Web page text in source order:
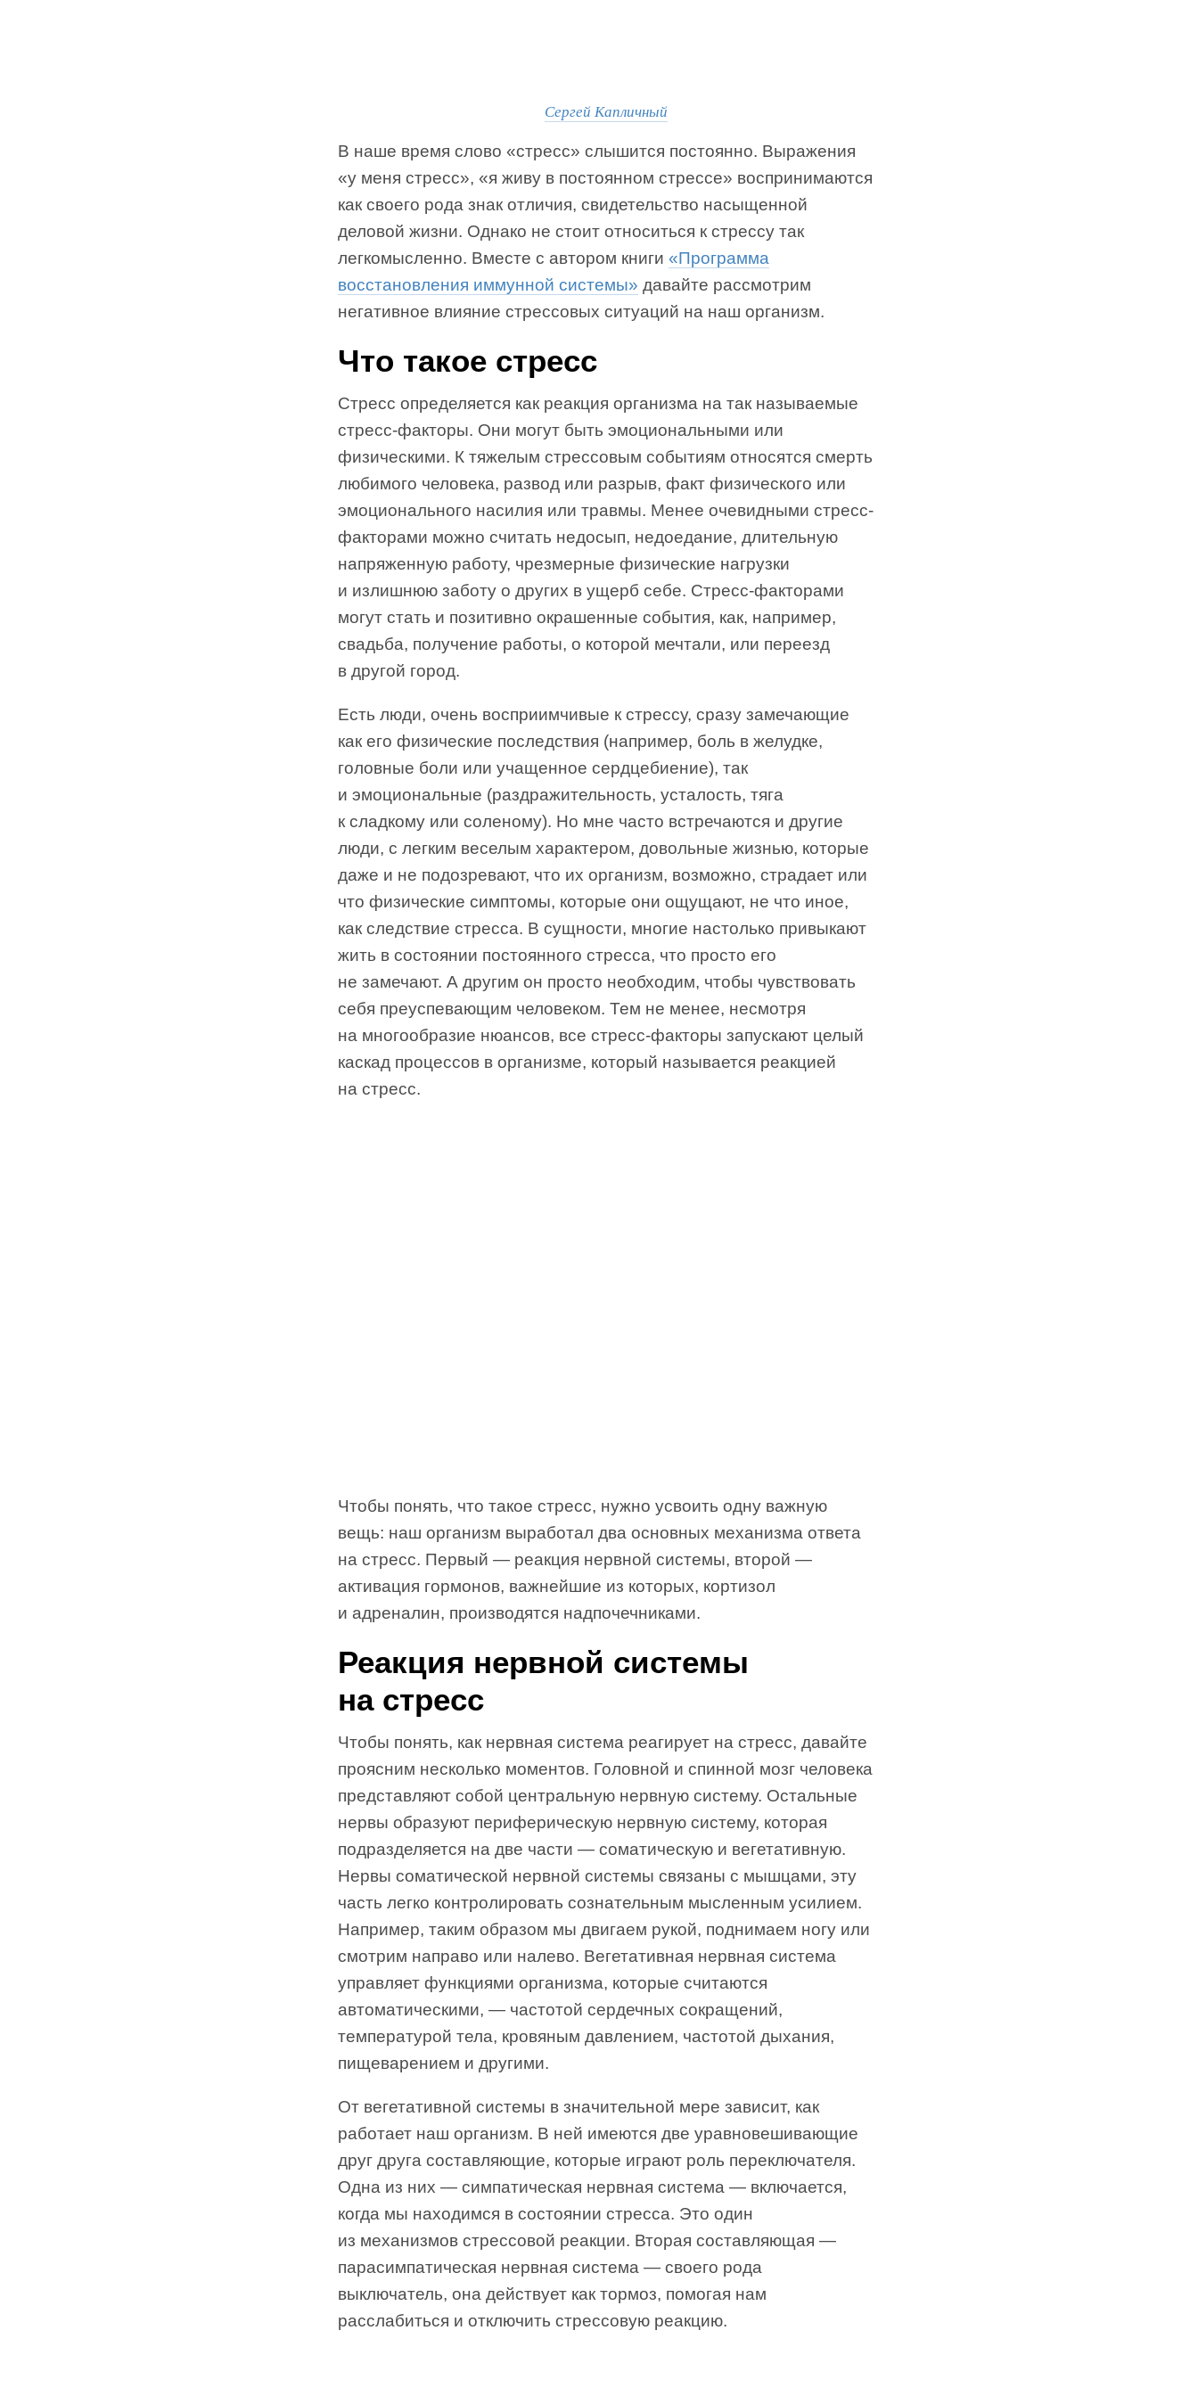
Сергей Капличный
В наше время слово «стресс» слышится постоянно. Выражения
«у меня стресс», «я живу в постоянном стрессе» воспринимаются
как cвоего рода знак отличия, свидетельство насыщенной
деловой жизни. Однако не стоит относиться к стрессу так
легкомысленно. Вместе с автором книги «Программа
восстановления иммунной системы» давайте рассмотрим
негативное влияние стрессовых ситуаций на наш организм.
Что такое стресс
Стресс определяется как реакция организма на так называемые
стресс-факторы. Они могут быть эмоциональными или
физическими. К тяжелым стрессовым событиям относятся смерть
любимого человека, развод или разрыв, факт физического или
эмоционального насилия или травмы. Менее очевидными стресс-
факторами можно считать недосып, недоедание, длительную
напряженную работу, чрезмерные физические нагрузки
и излишнюю заботу о других в ущерб себе. Стресс-факторами
могут стать и позитивно окрашенные события, как, например,
свадьба, получение работы, о которой мечтали, или переезд
в другой город.
Есть люди, очень восприимчивые к стрессу, сразу замечающие
как его физические последствия (например, боль в желудке,
головные боли или учащенное сердцебиение), так
и эмоциональные (раздражительность, усталость, тяга
к сладкому или соленому). Но мне часто встречаются и другие
люди, с легким веселым характером, довольные жизнью, которые
даже и не подозревают, что их организм, возможно, страдает или
что физические симптомы, которые они ощущают, не что иное,
как следствие стресса. В сущности, многие настолько привыкают
жить в состоянии постоянного стресса, что просто его
не замечают. А другим он просто необходим, чтобы чувствовать
себя преуспевающим человеком. Тем не менее, несмотря
на многообразие нюансов, все стресс-факторы запускают целый
каскад процессов в организме, который называется реакцией
на стресс.
Чтобы понять, что такое стресс, нужно усвоить одну важную
вещь: наш организм выработал два основных механизма ответа
на стресс. Первый — реакция нервной системы, второй —
активация гормонов, важнейшие из которых, кортизол
и адреналин, производятся надпочечниками.
Реакция нервной системы
на стресс
Чтобы понять, как нервная система реагирует на стресс, давайте
проясним несколько моментов. Головной и спинной мозг человека
представляют собой центральную нервную систему. Остальные
нервы образуют периферическую нервную систему, которая
подразделяется на две части — соматическую и вегетативную.
Нервы соматической нервной системы связаны с мышцами, эту
часть легко контролировать сознательным мысленным усилием.
Например, таким образом мы двигаем рукой, поднимаем ногу или
смотрим направо или налево. Вегетативная нервная система
управляет функциями организма, которые считаются
автоматическими, — частотой сердечных сокращений,
температурой тела, кровяным давлением, частотой дыхания,
пищеварением и другими.
От вегетативной системы в значительной мере зависит, как
работает наш организм. В ней имеются две уравновешивающие
друг друга составляющие, которые играют роль переключателя.
Одна из них — симпатическая нервная система — включается,
когда мы находимся в состоянии стресса. Это один
из механизмов стрессовой реакции. Вторая составляющая —
парасимпатическая нервная система — своего рода
выключатель, она действует как тормоз, помогая нам
расслабиться и отключить стрессовую реакцию.